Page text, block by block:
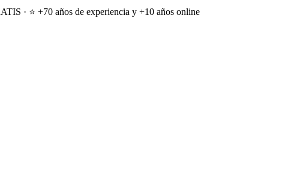
· ⭐ +70 años de experiencia y +10 años online